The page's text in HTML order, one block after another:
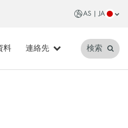
AS | JA
料 連絡先 検索